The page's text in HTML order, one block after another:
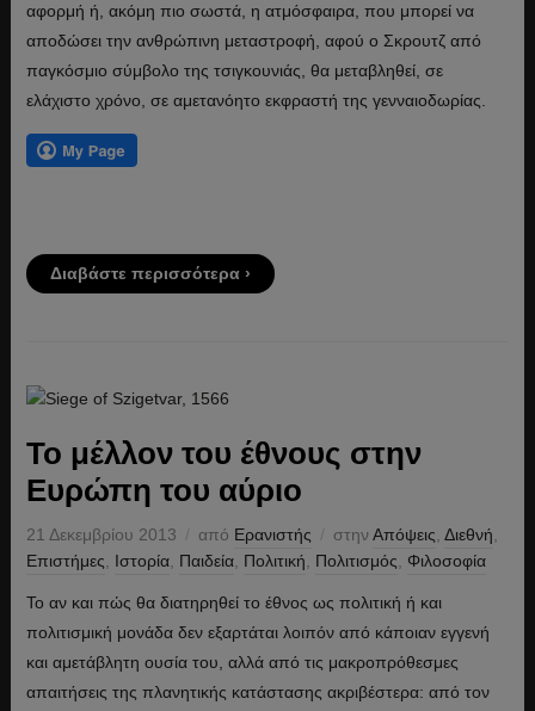
αφορμή ή, ακόμη πιο σωστά, η ατμόσφαιρα, που μπορεί να
αποδώσει την ανθρώπινη μεταστροφή, αφού ο Σκρουτζ από
παγκόσμιο σύμβολο της τσιγκουνιάς, θα μεταβληθεί, σε
ελάχιστο χρόνο, σε αμετανόητο εκφραστή της γενναιοδωρίας.
Διαβάστε περισσότερα ›
Το μέλλον του έθνους στην
Ευρώπη του αύριο
21 Δεκεμβρίου 2013 από Ερανιστής στηνΑπόψεις, Διεθνή,
Επιστήμες, Ιστορία, Παιδεία, Πολιτική, Πολιτισμός, Φιλοσοφία
Το αν και πώς θα διατηρηθεί το έθνος ως πολιτική ή και
πολιτισμική μονάδα δεν εξαρτάται λοιπόν από κάποιαν εγγενή
και αμετάβλητη ουσία του, αλλά από τις μακροπρόθεσμες
απαιτήσεις της πλανητικής κατάστασης ακριβέστερα: από τον